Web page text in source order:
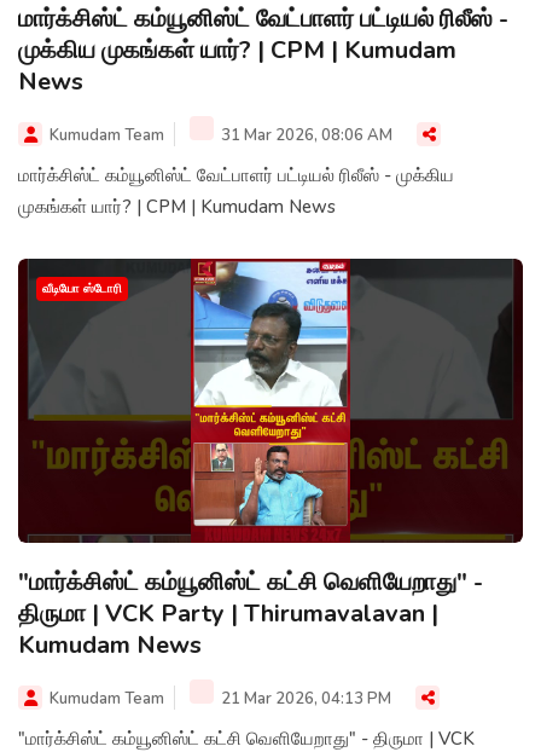
மார்க்சிஸ்ட் கம்யூனிஸ்ட் வேட்பாளர் பட்டியல் ரிலீஸ் -
முக்கிய முகங்கள் யார்? | CPM | Kumudam
News
Kumudam Team 31 Mar 2026, 08:06 AM
மார்க்சிஸ்ட் கம்யூனிஸ்ட் வேட்பாளர் பட்டியல் ரிலீஸ் - முக்கிய
முகங்கள் யார்? | CPM | Kumudam News
வீடியோ ஸ்டோரி
"மார்க்சிஸ்ட் கம்யூனிஸ்ட் கட்சி வெளியேறாது" -
திருமா | VCK Party | Thirumavalavan |
Kumudam News
Kumudam Team 21 Mar 2026, 04:13 PM
"மார்க்சிஸ்ட் கம்யூனிஸ்ட் கட்சி வெளியேறாது" - திருமா | VCK